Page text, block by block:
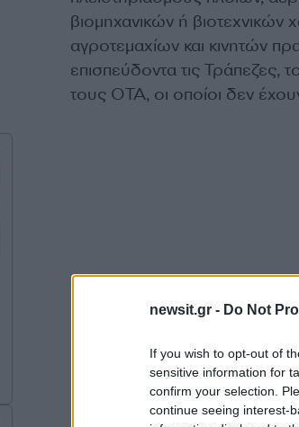
newsit.gr - Do Not
If you wish to opt-out of
sensitive information for
confirm your selection.
continue seeing interest-
βιομηχανικών ή
αγροτεμαχίων και κινητών
επισπεύδοντα τις Τράπεζες,
τους ΟΤΑ, οι οποίοι δεν έχουν